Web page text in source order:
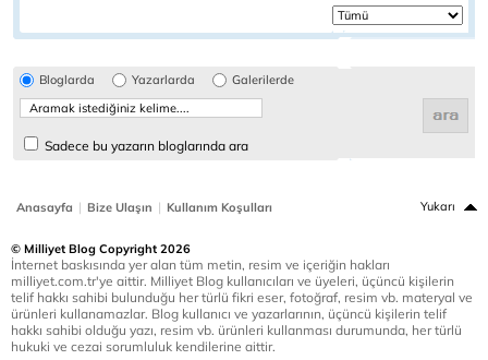
Bloglarda Yazarlarda Galerilerde
Sadece bu yazarın bloglarında ara
Anasayfa | Bize Ulaşın | Kullanım Koşulları Yukarı
© Milliyet Blog Copyright 2026
İnternet baskısında yer alan tüm metin, resim ve içeriğin hakları
milliyet.com.tr'ye aittir. Milliyet Blog kullanıcıları ve üyeleri, üçüncü kişilerin
telif hakkı sahibi bulunduğu her türlü fikri eser, fotoğraf, resim vb. materyal ve
ürünleri kullanamazlar. Blog kullanıcı ve yazarlarının, üçüncü kişilerin telif
hakkı sahibi olduğu yazı, resim vb. ürünleri kullanması durumunda, her türlü
hukuki ve cezai sorumluluk kendilerine aittir.